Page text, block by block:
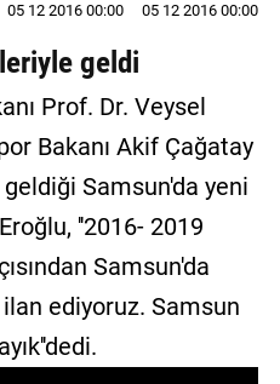
05 12 2016 00:00
05 12 2016 00:00
geldi
Prof. Dr. Veysel
Bakanı Akif Çağatay
geldiği Samsun'da yeni
''2016- 2019
Samsun'da
ilan ediyoruz. Samsun